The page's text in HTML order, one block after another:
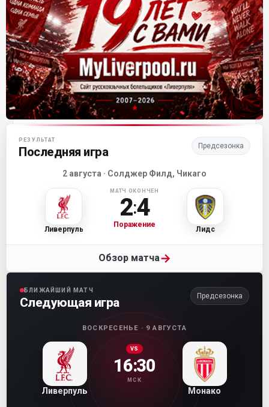
Матч-центр «Ливерпуля»
РЕЗУЛЬТАТ
Последняя игра Предсезонка
2 августа · Солджер Филд, Чикаго
Ливерпуль
МАТЧ ОКОНЧЕН
2:4
Поражение
Лидс
Обзор матча→
БЛИЖАЙШИЙ МАТЧ
Следующая игра Предсезонка
ВОСКРЕСЕНЬЕ · 9 АВГУСТА
Ливерпуль
VS
16:30
МСК
Монако